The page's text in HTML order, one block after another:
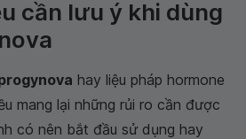
cần lưu ý khi dùng
hay liệu pháp hormone
mang lại những rủi ro cần được
có nên bắt đầu sử dụng hay